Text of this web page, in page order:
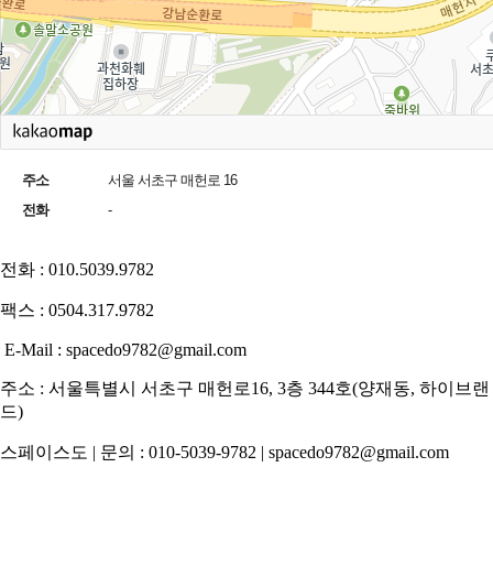
주소
서울 서초구 매헌로 16
전화
-
전화 : 010.5039.9782
팩스 : 0504.317.9782
E-Mail : spacedo9782@gmail.com
주소 : 서울특별시 서초구 매헌로16, 3층 344호(양재동, 하이브랜
드)
스페이스도 | 문의 : 010-5039-9782 | spacedo9782@gmail.com